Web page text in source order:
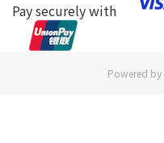
Pay securely with
Powered by